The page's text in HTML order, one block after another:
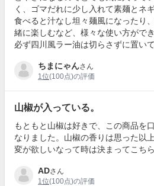
く、ゴマだれに少し入れて素麺とネ
食べると汁なし坦々麺風になったり
緒に楽しむなど、様々な使い方がで
必ず四川風ラー油は切らさずに置いて
ちまにゃんさん
1位(100点)の評価
山椒が入っている。
もともと山椒は好きで、この商品を
なりました。山椒の香りは思った以
変が欲しいなって時は決まってこち
ADさん
1位(100点)の評価